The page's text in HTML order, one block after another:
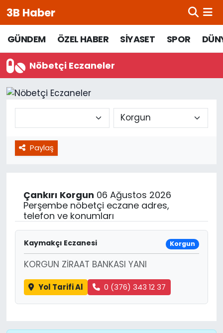
3B Haber
GÜNDEM ÖZEL HABER SİYASET SPOR
Nöbetçi Eczaneler
Paylaş
Çankırı Korgun 06 Ağustos 2026
Perşembe nöbetçi eczane adres,
telefon ve konumları
Kaymakçı Eczanesi Korgun
KORGUN ZİRAAT BANKASI YANI
Yol Tarifi Al 0 (376) 343 12 37
Beypazarı Hava Durumu
Beypazarı Trafik Yoğunluk Haritası
Süper Lig Puan Durumu ve Fikstür
Son Dakika Haberleri